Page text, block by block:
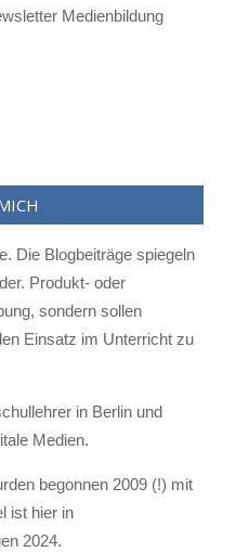
Medienbildung
Die Blogbeiträge spiegeln
Produkt- oder
sondern sollen
Einsatz im Unterricht zu
in Berlin und
Medien.
begonnen 2009 (!) mit
ist hier in
2024.